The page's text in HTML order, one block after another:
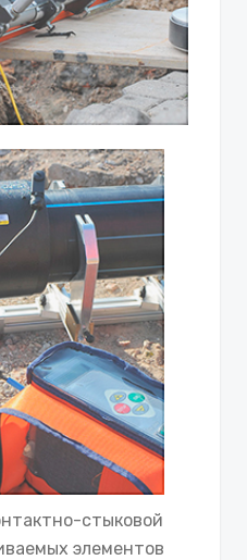
стыковой
элементов